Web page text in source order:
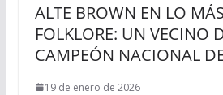
ALTE BROWN EN LO
FOLKLORE: UN VECINO
CAMPEÓN NACIONAL
19 de enero de 2026